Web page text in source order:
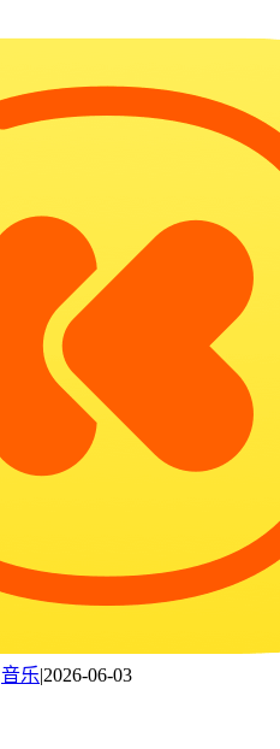
音乐|2026-06-03